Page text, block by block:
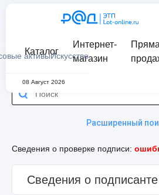
активыИскусство
Каталог
Интернет-
магазин
08 Август 2026
Расширенный
Сведения о проверке подписи:
Сведения о подписанте